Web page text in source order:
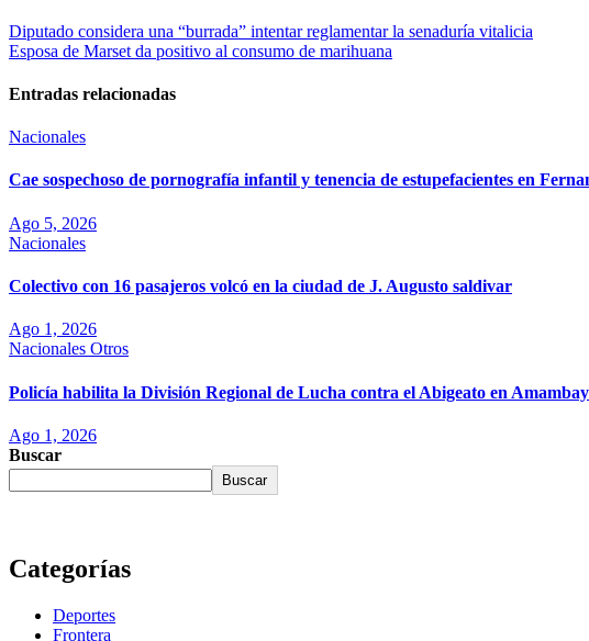
Diputado considera una “burrada” intentar reglamentar la senaduría vitalicia
Esposa de Marset da positivo al consumo de marihuana
Entradas relacionadas
Nacionales
Cae sospechoso de pornografía infantil y tenencia de estupefacientes en
Ago 5, 2026
Nacionales
Colectivo con 16 pasajeros volcó en la ciudad de J. Augusto saldivar
Ago 1, 2026
Nacionales Otros
Policía habilita la División Regional de Lucha contra el Abigeato en Amambay
Ago 1, 2026
Buscar
Buscar
Categorías
Deportes
Frontera